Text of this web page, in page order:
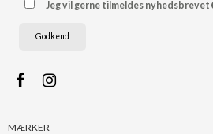
Jeg vil gerne tilmeldes nyhedsbrevet
Godkend
MÆRKER